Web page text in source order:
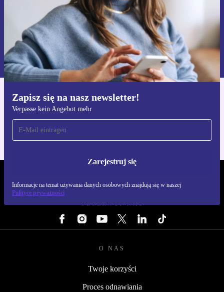
Zapisz się na nasz newsletter!
Verpasse kein Angebot mehr
Zarejestruj się
Informacje na temat używania danych osobowych znajdują się w naszej
Polityce prywatności
Zarejestruj się
Informacje na temat używania danych osobowych znajdują się w
naszej
Polityce prywatności
Pobierz aplikację refurbed
Dla iOS i Android
OBSERWUJ NAS
O NAS
Twoje korzyści
Proces odnawiania